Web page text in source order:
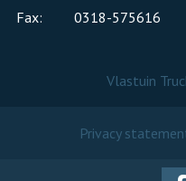
Fax:
0318-575616
Vlastuin
Privacy